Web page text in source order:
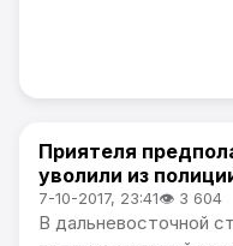
В России
Приятеля
уволили из
7-10-2017, 23:41👁 3 604
В дальневосточной